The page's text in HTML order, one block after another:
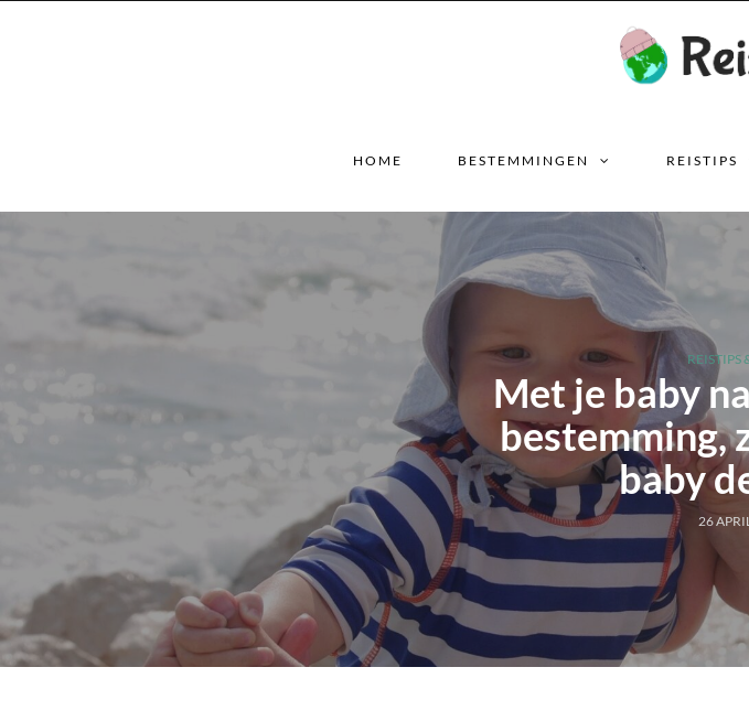
HOME BESTEMMINGEN REISTIPS
REISTIPS
Met je baby
bestemming,
baby
26